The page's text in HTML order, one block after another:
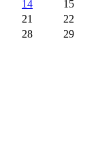
14
15
21
22
28
29